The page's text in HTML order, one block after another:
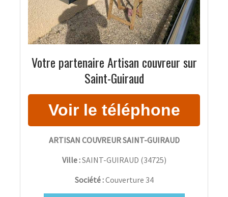
Votre partenaire Artisan couvreur sur
Saint-Guiraud
ARTISAN COUVREUR SAINT-GUIRAUD
Ville :SAINT-GUIRAUD (34725)
Société :Couverture 34